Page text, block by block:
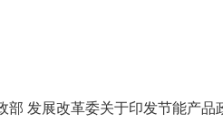
部 发展改革委关于印发节能产品